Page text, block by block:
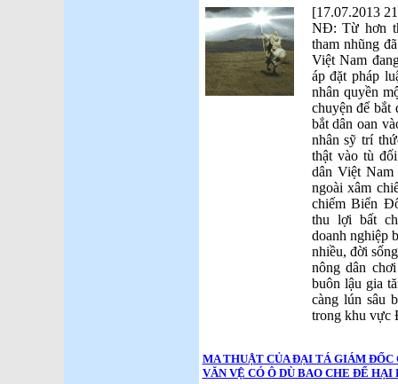
[17.07.2013
NĐ: Từ hơn
tham nhũng
Việt Nam
áp đặt pháp
nhân quyền
chuyện để bắt
bắt dân oan
nhân sỹ trí
thật vào tù
dân Việt
ngoài xâm
chiếm Biển
thu lợi bất
doanh nghiệp
nhiều, đời
nông dân
buôn lậu gia
càng lún sâu
trong khu vực
MA THUẬT CỦA ĐẠI TÁ GIÁM ĐỐC
VĂN VỆ CÓ Ô DÙ BAO CHE ĐỂ HẠI